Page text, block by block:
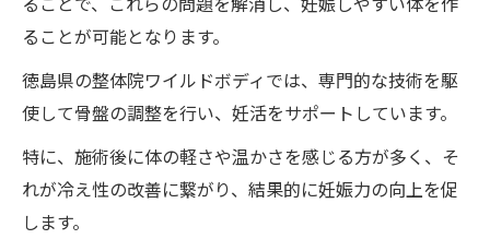
徳島県の整体院ワイルドボディで提供され
妊活における深部筋肉の重要性
刺激するメカニズム
深部筋肉への整体院ワイルドボディの施術
ることが可能となります。
徳島県の整体院ワイルドボディでは、専門的な技術を駆
使して骨盤の調整を行い、妊活をサポートしています。
特に、施術後に体の軽さや温かさを感じる方が多く、そ
れが冷え性の改善に繋がり、結果的に妊娠力の向上を促
します。